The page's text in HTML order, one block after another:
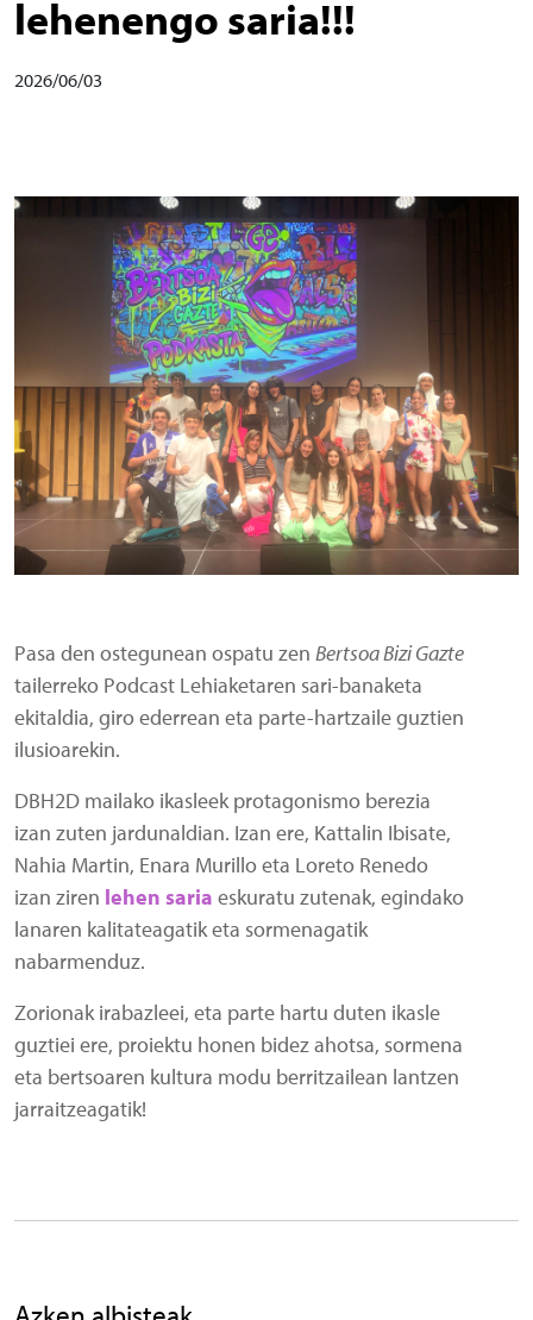
lehenengo saria!!!
2026/06/03
Irudia
Pasa den ostegunean ospatu zen Bertsoa Bizi Gazte
tailerreko Podcast Lehiaketaren sari-banaketa
ekitaldia, giro ederrean eta parte-hartzaile guztien
ilusioarekin.
DBH2D mailako ikasleek protagonismo berezia
izan zuten jardunaldian. Izan ere, Kattalin Ibisate,
Nahia Martin, Enara Murillo eta Loreto Renedo
izan ziren lehen saria eskuratu zutenak, egindako
lanaren kalitateagatik eta sormenagatik
nabarmenduz.
Zorionak irabazleei, eta parte hartu duten ikasle
guztiei ere, proiektu honen bidez ahotsa, sormena
eta bertsoaren kultura modu berritzailean lantzen
jarraitzeagatik!